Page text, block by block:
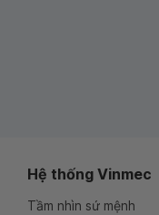
Hệ thống Vinmec
Tầm nhìn sứ mệnh